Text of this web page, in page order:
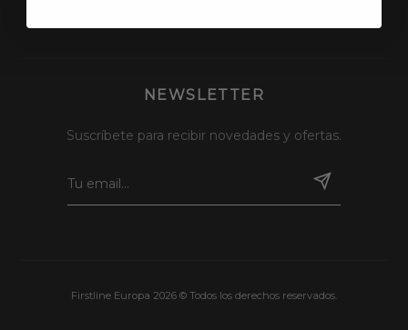
NEWSLETTER
Suscríbete para recibir novedades y ofertas.
Firstline Europa 2026 © Todos los derechos reservados.